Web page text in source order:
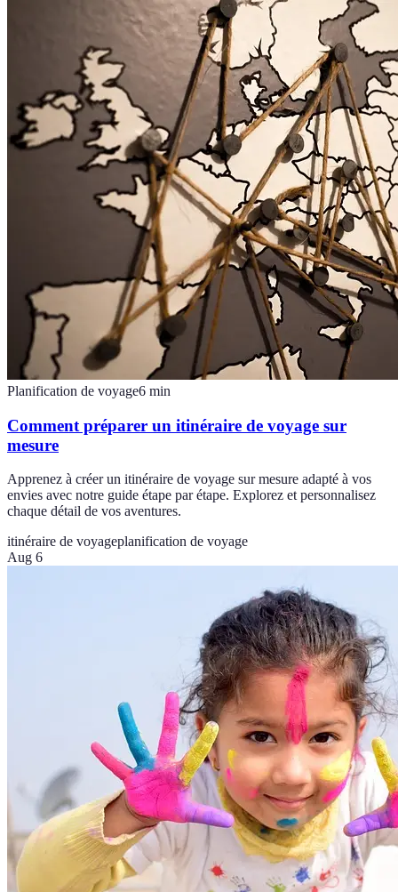
Planification de voyage6 min
Comment préparer un itinéraire de voyage sur
mesure
Apprenez à créer un itinéraire de voyage sur mesure adapté à vos
envies avec notre guide étape par étape. Explorez et personnalisez
chaque détail de vos aventures.
itinéraire de voyageplanification de voyage
Aug 6